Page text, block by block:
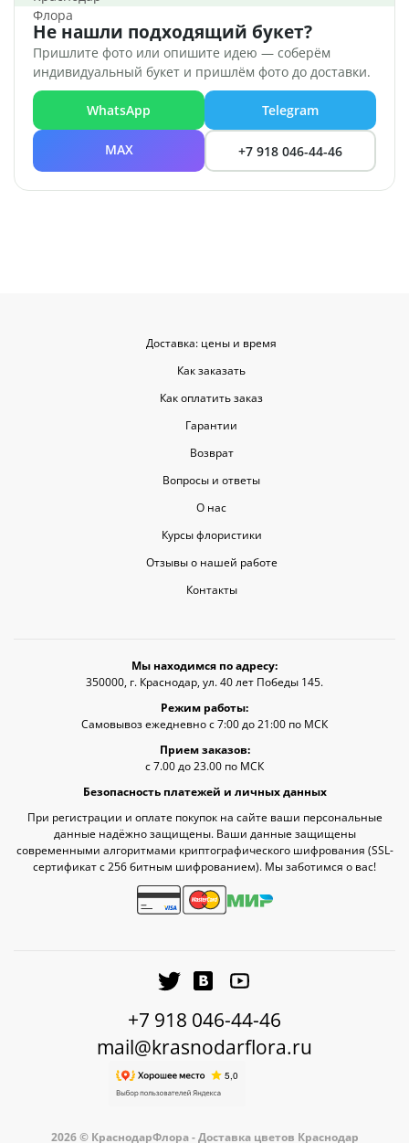
Не нашли подходящий букет?
Пришлите фото или опишите идею — соберём
индивидуальный букет и пришлём фото до доставки.
WhatsApp Telegram
MAX +7 918 046-44-46
Доставка: цены и время
Как заказать
Как оплатить заказ
Гарантии
Возврат
Вопросы и ответы
О нас
Курсы флористики
Отзывы о нашей работе
Контакты
Мы находимся по адресу:
350000, г. Краснодар, ул. 40 лет Победы 145.
Режим работы:
Самовывоз ежедневно с 7:00 до 21:00 по МСК
Прием заказов:
с 7.00 до 23.00 по МСК
Безопасность платежей и личных данных
При регистрации и оплате покупок на сайте ваши персональные
данные надёжно защищены. Ваши данные защищены
современными алгоритмами криптографического шифрования (SSL-
сертификат c 256 битным шифрованием). Мы заботимся о вас!
+7 918 046-44-46
mail@krasnodarflora.ru
2026 © КраснодарФлора - Доставка цветов Краснодар